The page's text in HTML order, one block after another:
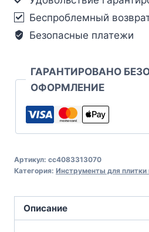
Беспроблемный
Безопасные платежи
ГАРАНТИРОВАНО
ОФОРМЛЕНИЕ
Артикул: cc4083313070
Категория: Инструменты для плитки
Описание